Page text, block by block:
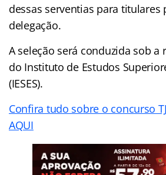
dessas serventias para titulares
delegação.
A seleção será conduzida sob a
do Instituto de Estudos
(IESES).
Confira tudo sobre o concurso
AQUI